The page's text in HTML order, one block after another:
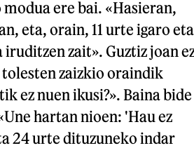
ere bai. «Hasieran,
eta, orain, 11 urte igaro eta
zait». Guztiz joan
zaizkio oraindik
ez nuen ikusi?». Baina bide
hartan nioen: 'Hau ez
24 urte dituzuneko indar